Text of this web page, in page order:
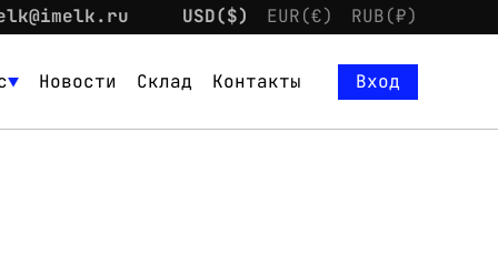
USD($) EUR(€) RUB(₽)
Новости Склад Контакты
Вход